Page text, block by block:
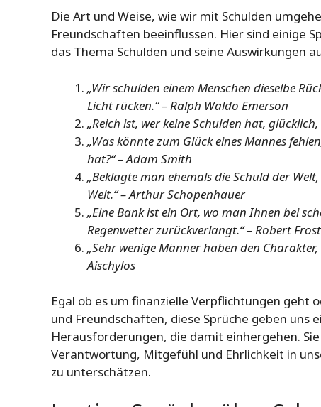
Die Art und Weise, wie wir mit Schulden
Freundschaften beeinflussen. Hier sind einige
das Thema Schulden und seine Auswirkungen
„Wir schulden einem Menschen dieselbe
Licht rücken.“ – Ralph Waldo Emerson
„Reich ist, wer keine Schulden hat,
„Was könnte zum Glück eines Mannes
hat?“ – Adam Smith
„Beklagte man ehemals die Schuld der
Welt.“ – Arthur Schopenhauer
„Eine Bank ist ein Ort, wo man Ihnen bei
Regenwetter zurückverlangt.“ – Robert Frost
„Sehr wenige Männer haben den
Aischylos
Egal ob es um finanzielle Verpflichtungen geht
und Freundschaften, diese Sprüche geben uns
Herausforderungen, die damit einhergehen.
Verantwortung, Mitgefühl und Ehrlichkeit in
zu unterschätzen.